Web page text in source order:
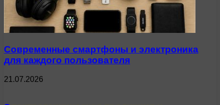
Современные смартфоны и электроника
для каждого пользователя
21.07.2026